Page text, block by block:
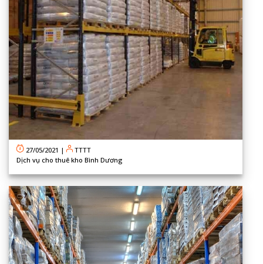
27/05/2021 |
TTTT
Dịch vụ cho thuê kho Bình Dương